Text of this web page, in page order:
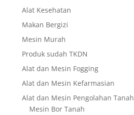
Alat Kesehatan
Makan Bergizi
Mesin Murah
Produk sudah TKDN
Alat dan Mesin Fogging
Alat dan Mesin Kefarmasian
Alat dan Mesin Pengolahan Tanah
Mesin Bor Tanah